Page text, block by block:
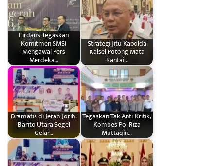
Firdaus Tegaskan
Komitmen SMSI
Mengawal Pers
Merdeka…
Strategi Jitu Kapolda
Kalsel Potong Mata
Rantai…
Dramatis di Jerah Jorih:
Barito Utara Segel
Gelar…
Tegaskan Tak Anti-Kritik,
Kombes Pol Riza
Muttaqin…